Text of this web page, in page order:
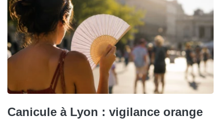
Canicule à Lyon : vigilance orange